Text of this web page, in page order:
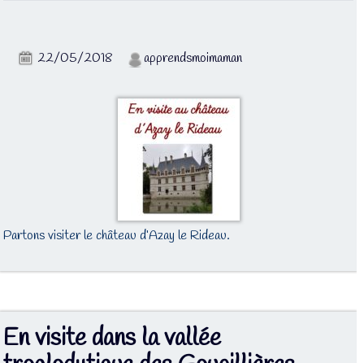
22/05/2018 apprendsmoimaman
Partons visiter le château d’Azay le Rideau.
En visite dans la vallée